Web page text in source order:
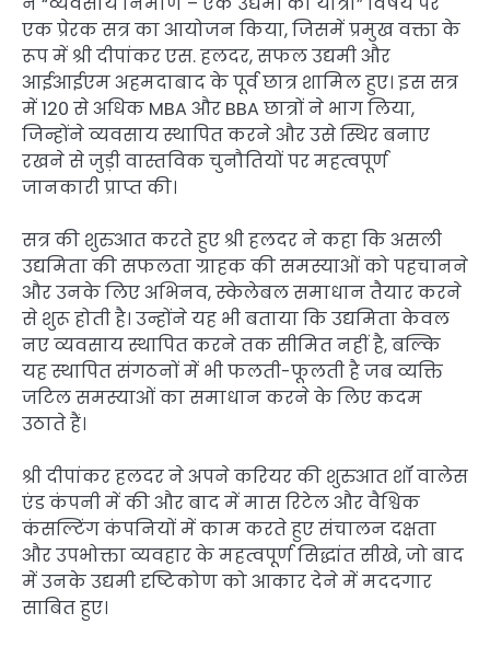
एक प्रेरक सत्र का आयोजन किया, जिसमें प्रमुख वक्ता के
रूप में श्री दीपांकर एस. हलदर, सफल उद्यमी और
आईआईएम अहमदाबाद के पूर्व छात्र शामिल हुए। इस सत्र
में 120 से अधिक MBA और BBA छात्रों ने भाग लिया,
जिन्होंने व्यवसाय स्थापित करने और उसे स्थिर बनाए
रखने से जुड़ी वास्तविक चुनौतियों पर महत्वपूर्ण
जानकारी प्राप्त की।
सत्र की शुरुआत करते हुए श्री हलदर ने कहा कि असली
उद्यमिता की सफलता ग्राहक की समस्याओं को पहचानने
और उनके लिए अभिनव, स्केलेबल समाधान तैयार करने
से शुरू होती है। उन्होंने यह भी बताया कि उद्यमिता केवल
नए व्यवसाय स्थापित करने तक सीमित नहीं है, बल्कि
यह स्थापित संगठनों में भी फलती-फूलती है जब व्यक्ति
जटिल समस्याओं का समाधान करने के लिए कदम
उठाते हैं।
श्री दीपांकर हलदर ने अपने करियर की शुरुआत शॉ वालेस
एंड कंपनी में की और बाद में मास रिटेल और वैश्विक
कंसल्टिंग कंपनियों में काम करते हुए संचालन दक्षता
और उपभोक्ता व्यवहार के महत्वपूर्ण सिद्धांत सीखे, जो बाद
में उनके उद्यमी दृष्टिकोण को आकार देने में मददगार
साबित हुए।